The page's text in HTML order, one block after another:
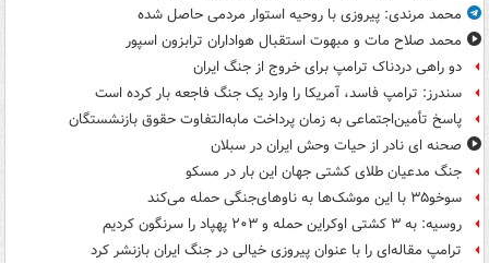
محمد مرندی: پیروزی با روحیه استوار مردمی حاصل شده
محمد صلاح مات و مبهوت استقبال هواداران ترابزون اسپور
دو راهی دردناک ترامپ برای خروج از جنگ ایران
سندرز: ترامپ فاسد، آمریکا را وارد یک جنگ فاجعه بار کرده است
پاسخ تأمین‌اجتماعی به زمان پرداخت مابه‌التفاوت حقوق بازنشستگان
صحنه ای نادر از حیات وحش ایران در سبلان
جنگ مدعیان طلای کشتی جهان این بار در مسکو
سوخو۳۵ با این موشک‌ها به ناوهای‌جنگی حمله می‌کند
روسیه: به ۳ کشتی اوکراین حمله و ۲۰۳ پهپاد را سرنگون کردیم
ترامپ مقاله‌ای را با عنوان پیروزی خیالی در جنگ ایران بازنشر کرد